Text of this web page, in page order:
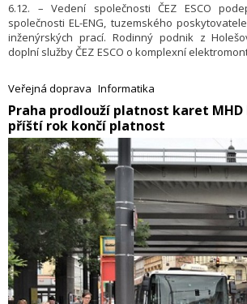
6.12. – Vedení společnosti ČEZ ESCO
společnosti EL-ENG, tuzemského
inženýrských prací. Rodinný podnik z
doplní služby ČEZ ESCO o komplexní
budov (TZB). Vedle instalací energetické
zabývá také revizemi elektroinstalací i
teploty, instalací řízení vzduchotechniky
systémy.
Veřejná doprava Informatika
​Praha prodlouží platnost karet
příští rok končí platnost